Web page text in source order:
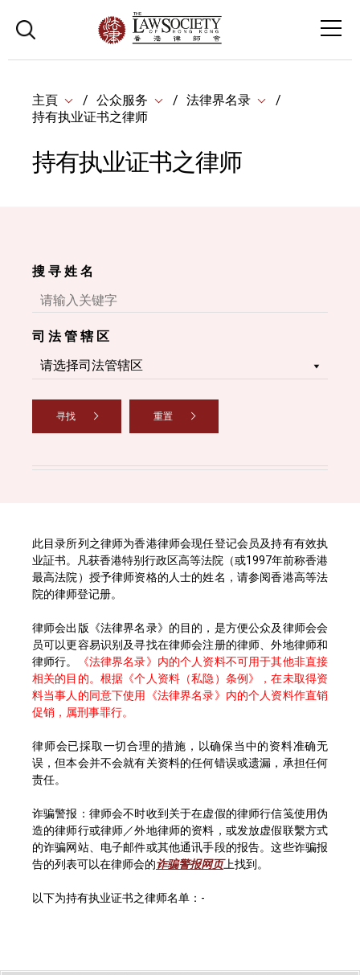
主頁 公众服务
法律界名录
持有执业证书之律师
持有执业证书之律师
搜 寻 姓 名
司 法 管 辖 区
寻找 重置
此目录所列之律师为香港律师会现任登记会员及持有有效执
业証书。凡获香港特别行政区高等法院（或1997年前称香港
最高法院）授予律师资格的人士的姓名，请参阅香港高等法
院的律师登记册。
律师会出版《法律界名录》的目的，是方便公众及律师会会
员可以更容易识别及寻找在律师会注册的律师、外地律师和
律师行。
《法律界名录》内的个人资料不可用于其他非直接
相关的目的。根据《个人资料（私隐）条例》，在未取得资
料当事人的同意下使用《法律界名录》内的个人资料作直销
促销，属刑事罪行。
律师会已採取一切合理的措施，以确保当中的资料准确无
误，但本会并不会就有关资料的任何错误或遗漏，承担任何
责任。
诈骗警报：律师会不时收到关于在虚假的律师行信笺使用伪
造的律师行或律师／外地律师的资料，或发放虚假联繫方式
的诈骗网站、电子邮件或其他通讯手段的报告。这些诈骗报
告的列表可以在律师会的诈骗警报网页上找到。
以下为持有执业证书之律师名单：-